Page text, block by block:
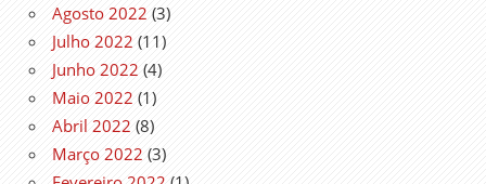
Agosto 2022 (3)
Julho 2022 (11)
Junho 2022 (4)
Maio 2022 (1)
Abril 2022 (8)
Março 2022 (3)